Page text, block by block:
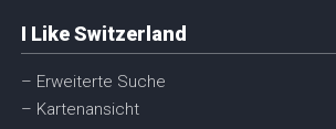
I Like Switzerland
– Erweiterte Suche
– Kartenansicht